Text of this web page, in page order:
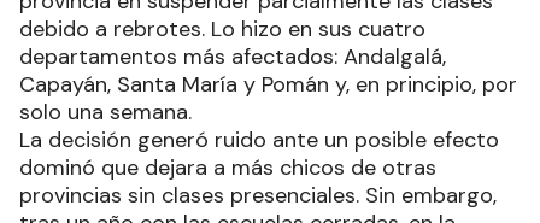
debido a rebrotes. Lo hizo en sus cuatro
departamentos más afectados: Andalgalá,
Capayán, Santa María y Pomán y, en principio, por
solo una semana.
La decisión generó ruido ante un posible efecto
dominó que dejara a más chicos de otras
provincias sin clases presenciales. Sin embargo,